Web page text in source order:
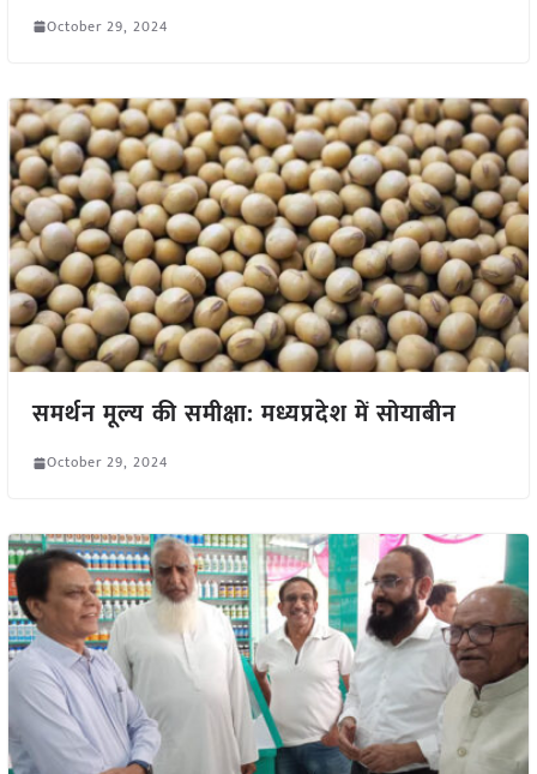
October 29, 2024
समर्थन मूल्य की समीक्षा: मध्यप्रदेश में सोयाबीन
October 29, 2024